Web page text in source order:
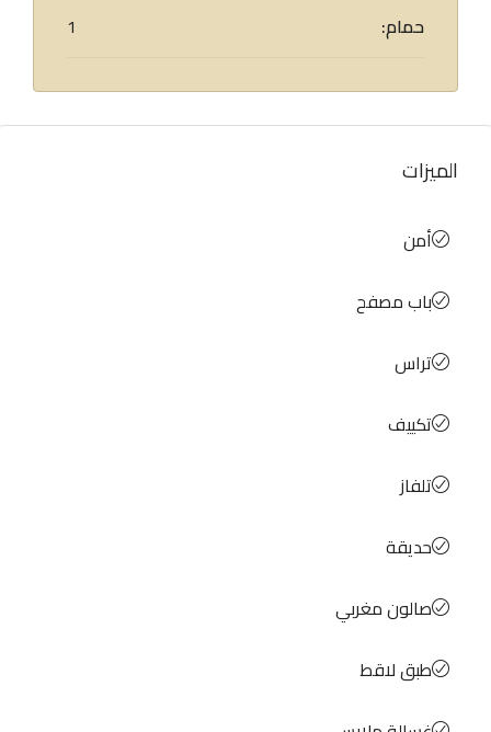
حمام:
1
الميزات
أمن
باب مصفح
تراس
تكييف
تلفاز
حديقة
صالون مغربي
طبق لاقط